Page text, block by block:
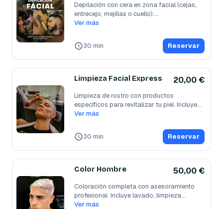
Depilación con cera en zona facial (cejas,
entrecejo, mejillas o cuello)....
Ver más
30 min Reservar
Limpieza Facial Express 20,00 €
Limpieza de rostro con productos
específicos para revitalizar tu piel. Incluye...
Ver más
30 min Reservar
Color Hombre 50,00 €
Coloración completa con asesoramiento
profesional. Incluye lavado, limpieza...
Ver más